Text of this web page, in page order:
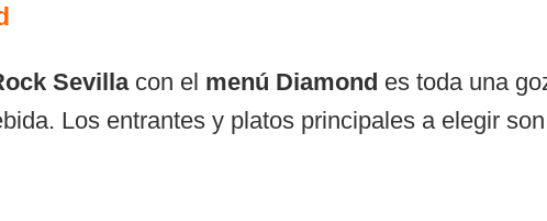
Sevillacon el menú Diamond es toda una
Los entrantes y platos principales a elegir